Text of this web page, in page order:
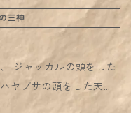
す。
も同梱が可能です。
お届けします。折り目
ださい。「レターパッ
は、上記の点について
ものとさせていただき
裏面：印 右下には
どを意味する文字「ネ
す。 こちら側の鏡は拡
H70
金 日本製 ※写真に
三神
ジャッカルの頭をした
ヤブサの頭をした天空
カラベの頭をした太陽